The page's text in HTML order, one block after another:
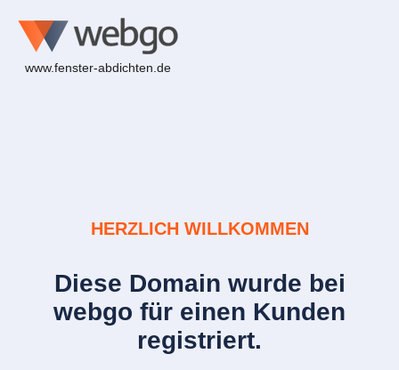
www.fenster-abdichten.de
HERZLICH WILLKOMMEN
Diese Domain wurde bei
webgo für einen Kunden
registriert.